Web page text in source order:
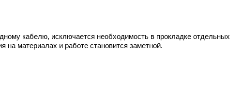
кабелю, исключается необходимость в прокладке отдельных
на материалах и работе становится заметной.